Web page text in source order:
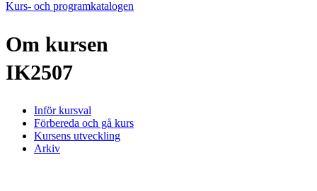
Kurs- och programkatalogen
Om kursen
IK2507
Inför kursval
Förbereda och gå kurs
Kursens utveckling
Arkiv